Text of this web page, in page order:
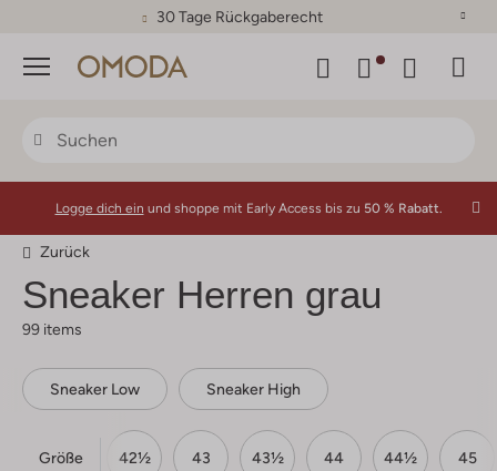
30 Tage Rückgaberecht
Menü
Logge dich ein und shoppe mit Early Access bis zu 50 % Rabatt.
Zurück
Sneaker Herren grau
99 items
Sneaker Low Sneaker High
Größe
42 42½ 43 43½ 44 44½ 45